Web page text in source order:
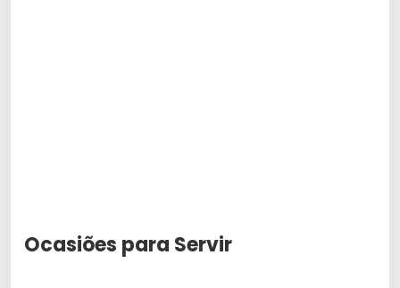
Ocasiões para Servir